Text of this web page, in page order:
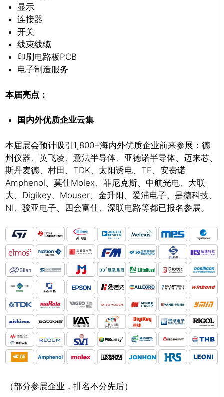
显示
连接器
开关
线束线缆
印刷电路板PCB
电子制造服务
本届亮点：
国内外优质企业云集
本届展会预计吸引1,800+海内外优质企业前来参展：德
州仪器、英飞凌、意法半导体、亚德诺半导体、迈来芯、
斯丹麦德、村田、TDK、太阳诱电、TE、安费诺
Amphenol、莫仕Molex、菲尼克斯、中航光电、大联
大、Digikey、Mouser、金升阳、爱浦电子、是德科技、
NI、骏亚电子、四会富仕、深联电路等都已报名参展。
（部分参展企业，排名不分先后）
推广链接：